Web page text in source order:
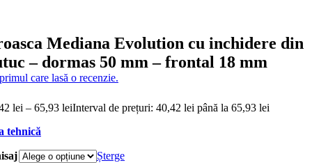
Mediana Evolution cu inchidere din
– dormas 50 mm – frontal 18 mm
care lasă o recenzie.
lei – 65,93 leiInterval de prețuri: 40,42 lei până la 65,93 lei
tehnică
Șterge